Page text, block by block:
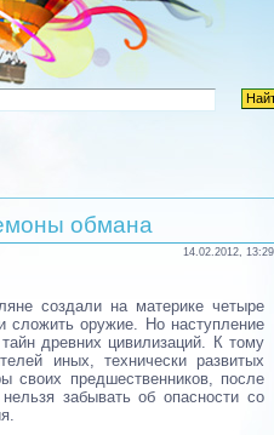
обмана
14.02.2012, 13:29
создали на материке четыре
сложить оружие. Но наступление
древних цивилизаций. К тому
иных, технически развитых
своих предшественников, после
забывать об опасности со